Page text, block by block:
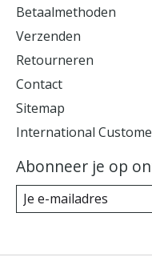
Betaalmethoden
Verzenden
Retourneren
Contact
Sitemap
International
Abonneer je op